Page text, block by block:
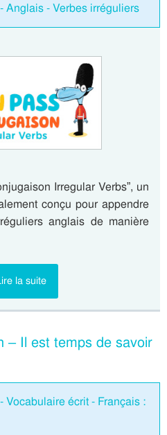
Anglais - Verbes irréguliers
Irregular Verbs”, un
conçu pour appendre
anglais de manière
la suite
– Il est temps de savoir
Vocabulaire écrit - Français :